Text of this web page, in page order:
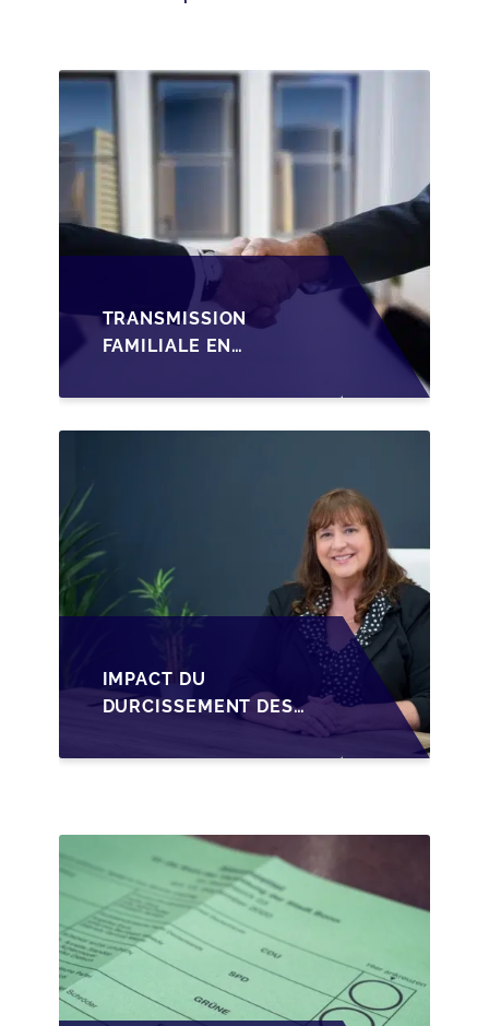
TRANSMISSION
FAMILIALE EN
STRUCTURER LA
CESSION DES PARTS
IMPACT DU
DURCISSEMENT DES
CRÉDIT SUR LA